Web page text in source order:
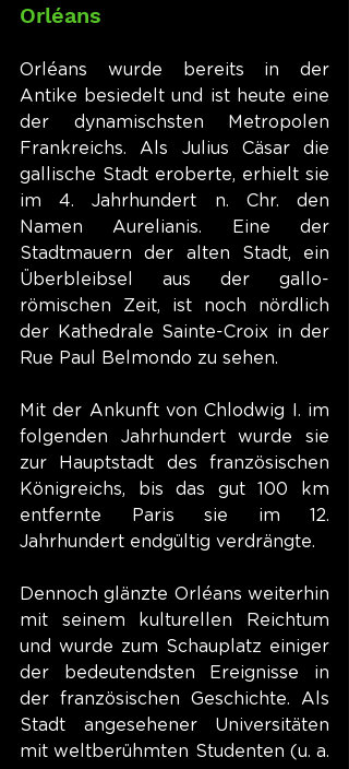
Orléans
Orléans wurde bereits in der
Antike besiedelt und ist heute eine
der dynamischsten Metropolen
Frankreichs. Als Julius Cäsar die
gallische Stadt eroberte, erhielt sie
im 4. Jahrhundert n. Chr. den
Namen Aurelianis. Eine der
Stadtmauern der alten Stadt, ein
Überbleibsel aus der gallo-
römischen Zeit, ist noch nördlich
der Kathedrale Sainte-Croix in der
Rue Paul Belmondo zu sehen.
Mit der Ankunft von Chlodwig I. im
folgenden Jahrhundert wurde sie
zur Hauptstadt des französischen
Königreichs, bis das gut 100 km
entfernte Paris sie im 12.
Jahrhundert endgültig verdrängte.
Dennoch glänzte Orléans weiterhin
mit seinem kulturellen Reichtum
und wurde zum Schauplatz einiger
der bedeutendsten Ereignisse in
der französischen Geschichte. Als
Stadt angesehener Universitäten
mit weltberühmten Studenten (u. a.